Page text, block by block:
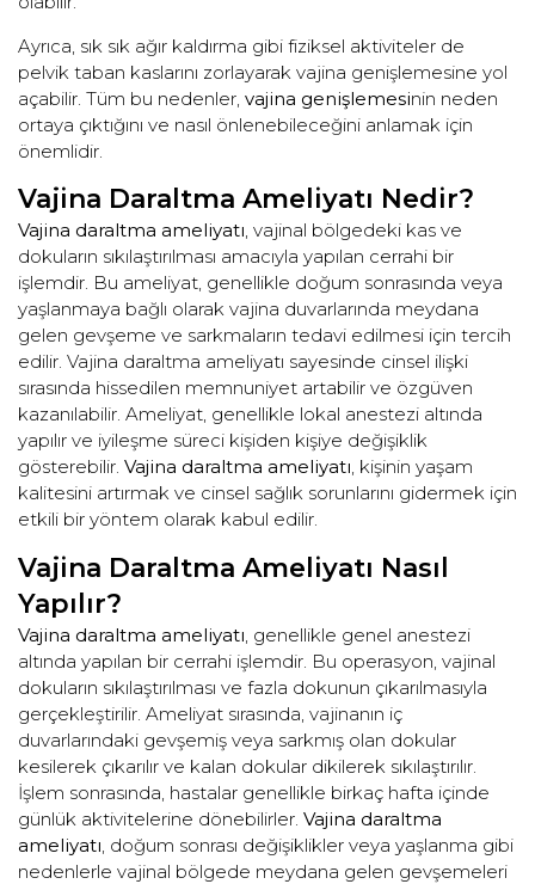
Ayrıca, sık sık ağır kaldırma gibi fiziksel aktiviteler de
pelvik taban kaslarını zorlayarak vajina genişlemesine yol
açabilir. Tüm bu nedenler, vajina genişlemesinin neden
ortaya çıktığını ve nasıl önlenebileceğini anlamak için
önemlidir.
Vajina Daraltma Ameliyatı Nedir?
Vajina daraltma ameliyatı, vajinal bölgedeki kas ve
dokuların sıkılaştırılması amacıyla yapılan cerrahi bir
işlemdir. Bu ameliyat, genellikle doğum sonrasında veya
yaşlanmaya bağlı olarak vajina duvarlarında meydana
gelen gevşeme ve sarkmaların tedavi edilmesi için tercih
edilir. Vajina daraltma ameliyatı sayesinde cinsel ilişki
sırasında hissedilen memnuniyet artabilir ve özgüven
kazanılabilir. Ameliyat, genellikle lokal anestezi altında
yapılır ve iyileşme süreci kişiden kişiye değişiklik
gösterebilir. Vajina daraltma ameliyatı, kişinin yaşam
kalitesini artırmak ve cinsel sağlık sorunlarını gidermek için
etkili bir yöntem olarak kabul edilir.
Vajina Daraltma Ameliyatı Nasıl
Yapılır?
Vajina daraltma ameliyatı , genellikle genel anestezi
altında yapılan bir cerrahi işlemdir. Bu operasyon, vajinal
dokuların sıkılaştırılması ve fazla dokunun çıkarılmasıyla
gerçekleştirilir. Ameliyat sırasında, vajinanın iç
duvarlarındaki gevşemiş veya sarkmış olan dokular
kesilerek çıkarılır ve kalan dokular dikilerek sıkılaştırılır.
İşlem sonrasında, hastalar genellikle birkaç hafta içinde
günlük aktivitelerine dönebilirler. Vajina daraltma
ameliyatı , doğum sonrası değişiklikler veya yaşlanma gibi
nedenlerle vajinal bölgede meydana gelen gevşemeleri